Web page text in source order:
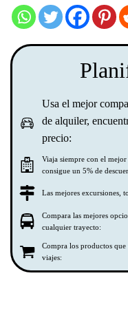
Usa el mejor
de alquiler,
precio:
Viaja siempre con el
consigue un 5% de
Las mejores excursiones,
Compara las mejores
cualquier trayecto:
Compra los productos que
viajes: